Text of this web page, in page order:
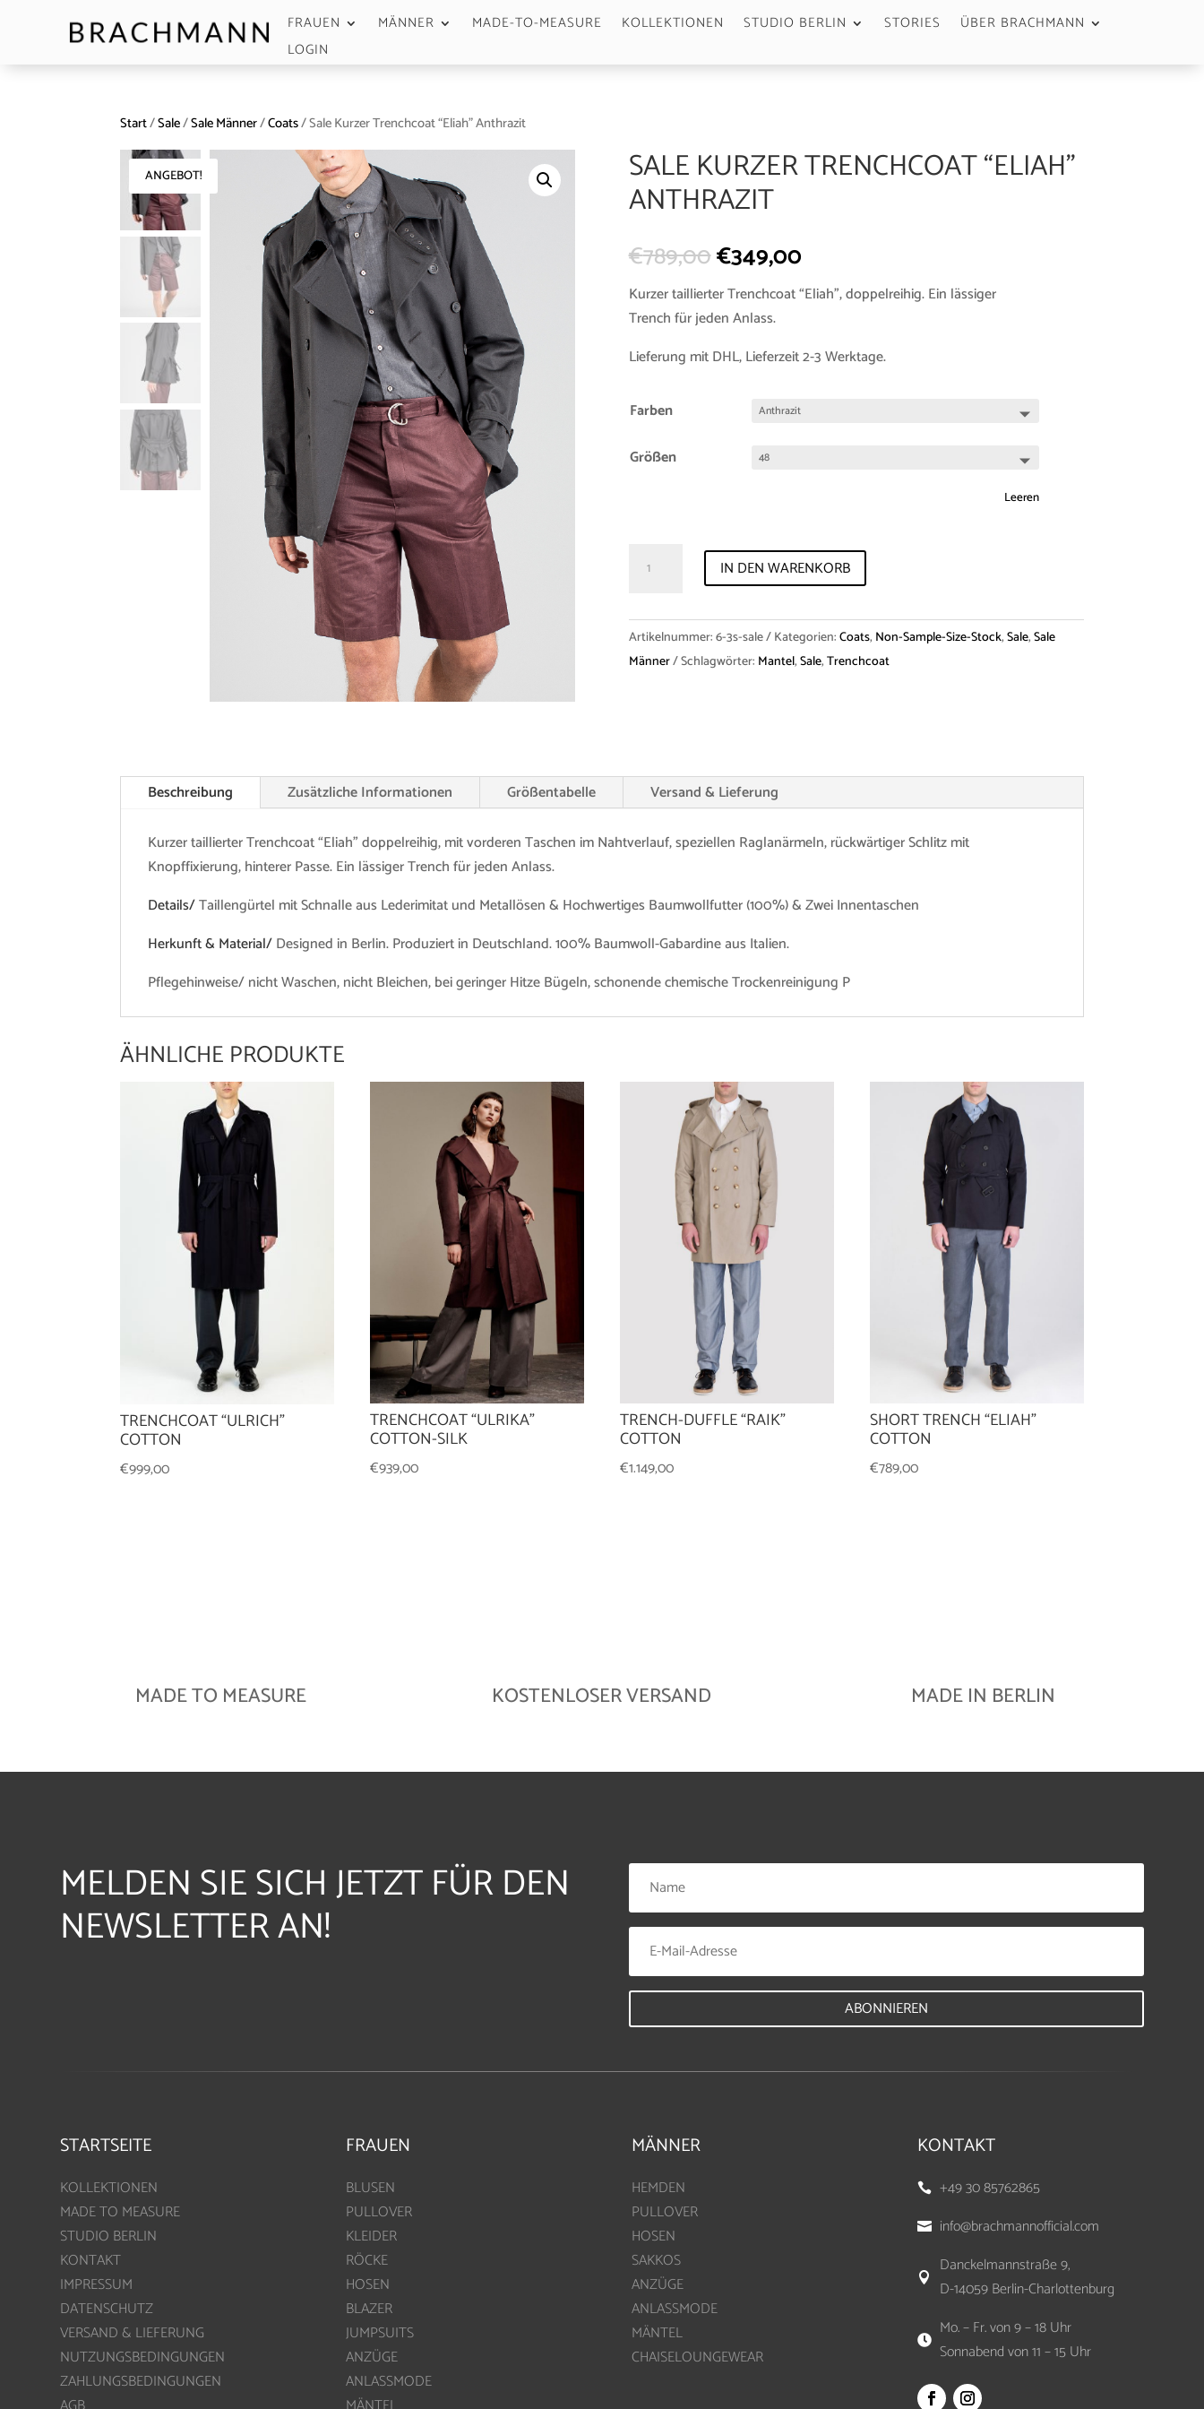
FRAUEN MÄNNER MADE-TO-MEASURE KOLLEKTIONEN STUDIO BERLIN STORIES
ÜBER BRACHMANN
LOGIN
Start/Sale/Sale Männer/Coats/ Sale Kurzer Trenchcoat “Eliah” Anthrazit
ANGEBOT! SALE KURZER TRENCHCOAT “ELIAH”
ANTHRAZIT
€789,00€349,00
Kurzer taillierter Trenchcoat “Eliah”, doppelreihig. Ein lässiger
Trench für jeden Anlass.
Lieferung mit DHL, Lieferzeit 2-3 Werktage.
Farben
Größen
Leeren
Kurzer
"Eliah"
Anthrazit
IN DEN WARENKORB
Artikelnummer:6-3s-sale Kategorien:Coats, Non-Sample-Size-Stock,Sale,Sale
Männer Schlagwörter: Mantel,Sale,Trenchcoat
Beschreibung Zusätzliche Informationen Größentabelle Versand & Lieferung
Kurzer taillierter Trenchcoat “Eliah” doppelreihig, mit vorderen Taschen im Nahtverlauf, speziellen Raglanärmeln, rückwärtiger Schlitz mit
Knopffixierung, hinterer Passe. Ein lässiger Trench für jeden Anlass.
Details/Taillengürtel mit Schnalle aus Lederimitat und Metallösen & Hochwertiges Baumwollfutter (100%) & Zwei Innentaschen
Herkunft & Material/Designed in Berlin. Produziert in Deutschland. 100% Baumwoll-Gabardine aus Italien.
Pflegehinweise/ nicht Waschen, nicht Bleichen, bei geringer Hitze Bügeln, schonende chemische Trockenreinigung P
ÄHNLICHE PRODUKTE
TRENCHCOAT “ULRICH”
COTTON
€999,00
TRENCHCOAT “ULRIKA”
COTTON-SILK
€939,00
TRENCH-DUFFLE “RAIK”
COTTON
€1.149,00
SHORT TRENCH “ELIAH”
COTTON
€789,00
MADE TO MEASURE KOSTENLOSER VERSAND MADE IN BERLIN
MELDEN SIE SICH JETZT FÜR DEN
NEWSLETTER AN!
ABONNIEREN
STARTSEITE
KOLLEKTIONEN
MADE TO MEASURE
STUDIO BERLIN
KONTAKT
IMPRESSUM
DATENSCHUTZ
VERSAND & LIEFERUNG
NUTZUNGSBEDINGUNGEN
ZAHLUNGSBEDINGUNGEN
FRAUEN
BLUSEN
PULLOVER
KLEIDER
RÖCKE
HOSEN
BLAZER
JUMPSUITS
ANZÜGE
ANLASSMODE
MÄNNER
HEMDEN
PULLOVER
HOSEN
SAKKOS
ANZÜGE
ANLASSMODE
MÄNTEL
CHAISELOUNGEWEAR
KONTAKT
 +49 30 85762865
 info@brachmannofficial.com

Danckelmannstraße 9,
D-14059 Berlin-Charlottenburg

Mo. – Fr. von 9 – 18 Uhr
Sonnabend von 11 – 15 Uhr